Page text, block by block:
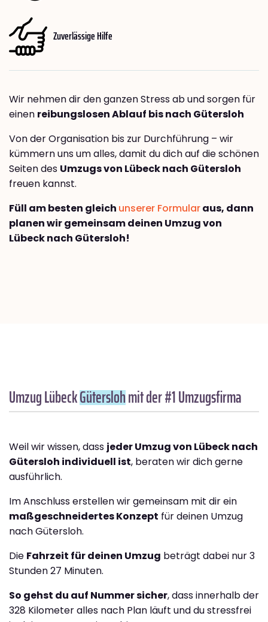
Zuverlässige Hilfe
Wir nehmen dir den ganzen Stress ab und sorgen für
einen reibungslosen Ablauf bis nach Gütersloh
Von der Organisation bis zur Durchführung – wir
kümmern uns um alles, damit du dich auf die schönen
Seiten des Umzugs von Lübeck nach Gütersloh
freuen kannst.
Füll am besten gleich unserer Formularaus, dann
planen wir gemeinsam deinen Umzug von
Lübeck nach Gütersloh!
Umzug LübeckGüterslohmit der #1 Umzugsfirma
Weil wir wissen, dass jeder Umzug von Lübeck nach
Gütersloh individuell ist, beraten wir dich gerne
ausführlich.
Im Anschluss erstellen wir gemeinsam mit dir ein
maßgeschneidertes Konzept für deinen Umzug
nach Gütersloh.
Die Fahrzeit für deinen Umzug beträgt dabei nur 3
Stunden 27 Minuten.
So gehst du auf Nummer sicher, dass innerhalb der
328 Kilometer alles nach Plan läuft und du stressfrei